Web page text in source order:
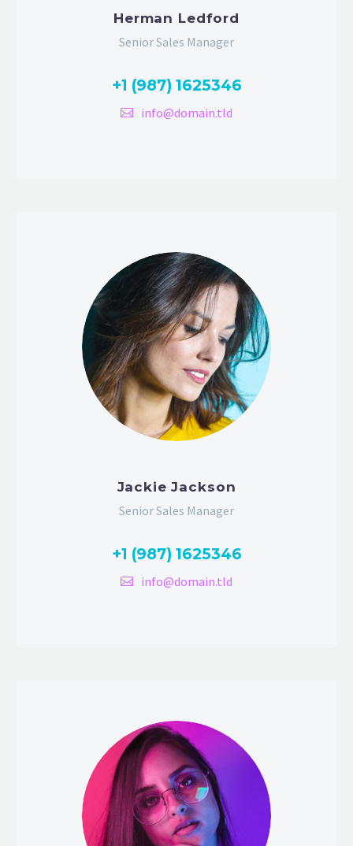
Herman Ledford
Senior Sales Manager
+1 (987) 1625346
info@domain.tld
Jackie Jackson
Senior Sales Manager
+1 (987) 1625346
info@domain.tld